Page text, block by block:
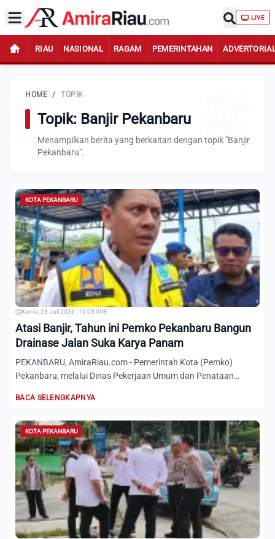
LIVE
RIAU NASIONAL RAGAM PEMERINTAHAN
HOME / TOPIK
Topik: Banjir Pekanbaru
Menampilkan berita yang berkaitan dengan topik "Banjir
Pekanbaru".
KOTA PEKANBARU
Kamis, 23 Juli 2026 | 19:03 WIB
Atasi Banjir, Tahun ini Pemko Pekanbaru Bangun
Drainase Jalan Suka Karya Panam
PEKANBARU, AmiraRiau.com - Pemerintah Kota (Pemko)
Pekanbaru, melalui Dinas Pekerjaan Umum dan Penataan
BACA SELENGKAPNYA
KOTA PEKANBARU